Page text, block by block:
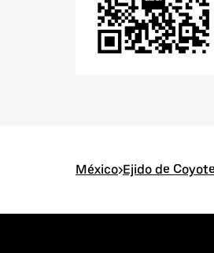
México>Ejido de